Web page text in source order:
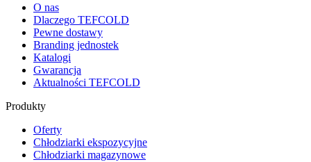
O nas
Dlaczego TEFCOLD
Pewne dostawy
Branding jednostek
Katalogi
Gwarancja
Aktualności TEFCOLD
Produkty
Oferty
Chłodziarki ekspozycyjne
Chłodziarki magazynowe